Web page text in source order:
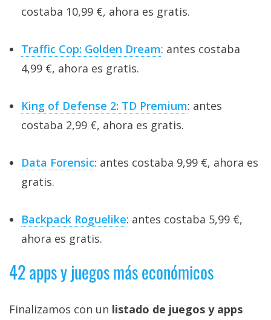
costaba 10,99 €, ahora es gratis.
Traffic Cop: Golden Dream: antes costaba
4,99 €, ahora es gratis.
King of Defense 2: TD Premium: antes
costaba 2,99 €, ahora es gratis.
Data Forensic: antes costaba 9,99 €, ahora es
gratis.
Backpack Roguelike: antes costaba 5,99 €,
ahora es gratis.
42 apps y juegos más económicos
Finalizamos con un listado de juegos y apps